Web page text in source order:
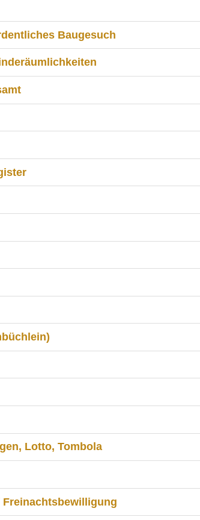
Baugesuch
Lotto, Tombola